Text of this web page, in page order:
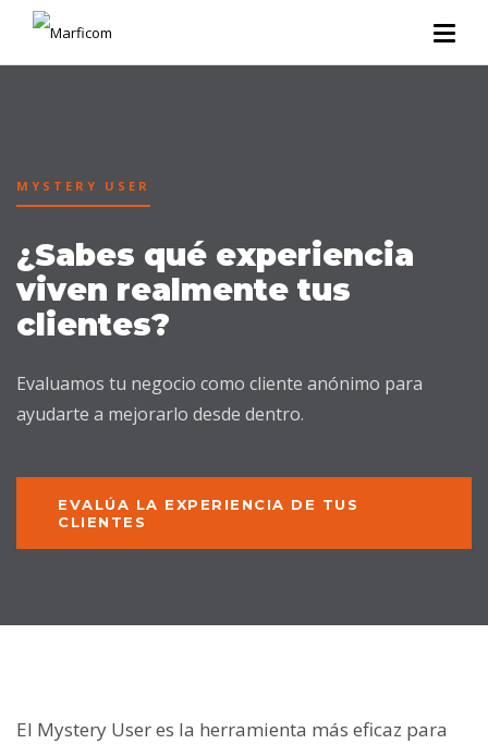
MYSTERY USER
¿Sabes qué experiencia
viven realmente tus
clientes?
Evaluamos tu negocio como cliente anónimo para
ayudarte a mejorarlo desde dentro.
EVALÚA LA EXPERIENCIA DE TUS
CLIENTES
El Mystery User es la herramienta más eficaz para